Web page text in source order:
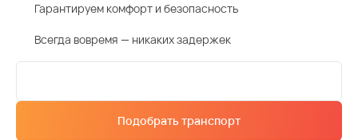
Гарантируем комфорт и безопасность
Всегда вовремя — никаких задержек
Подобрать транспорт